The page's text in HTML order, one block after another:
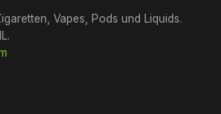
Vapes, Pods und Liquids.